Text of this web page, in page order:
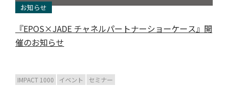
お知らせ
『EPOS×JADE チャネルパートナーショーケース』開
催のお知らせ
IMPACT 1000 イベント セミナー